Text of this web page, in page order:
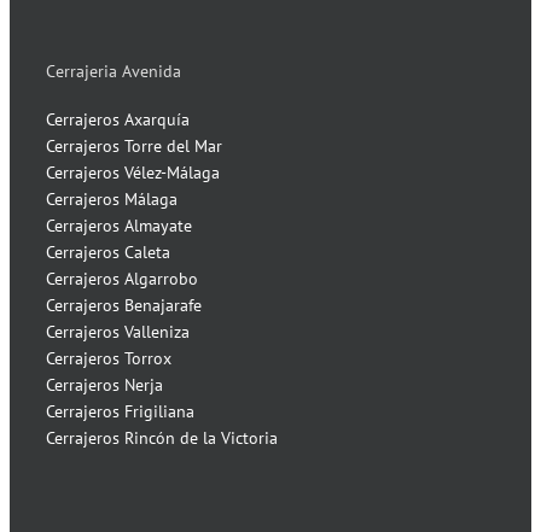
Cerrajeria Avenida
Cerrajeros Axarquía
Cerrajeros Torre del Mar
Cerrajeros Vélez-Málaga
Cerrajeros Málaga
Cerrajeros Almayate
Cerrajeros Caleta
Cerrajeros Algarrobo
Cerrajeros Benajarafe
Cerrajeros Valleniza
Cerrajeros Torrox
Cerrajeros Nerja
Cerrajeros Frigiliana
Cerrajeros Rincón de la Victoria